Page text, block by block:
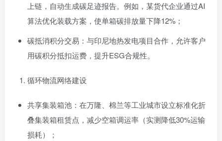
上链，自动生成碳足迹报告。例如，某货代企业通过AI
算法优化装载方案，使单箱碳排放量下降12%；
碳抵消积分交易：与印尼地热发电项目合作，允许客户
用碳积分抵扣运费，提升ESG合规性。
循环物流网络建设
共享集装箱池：在万隆、棉兰等工业城市设立标准化折
叠集装箱租赁点，减少空箱调运率（实测降低30%运输
损耗）；